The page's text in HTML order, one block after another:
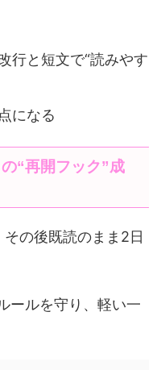
行と短文で“読みやす
になる
“再開フック”成
の後既読のまま2日
ールを守り、軽い一